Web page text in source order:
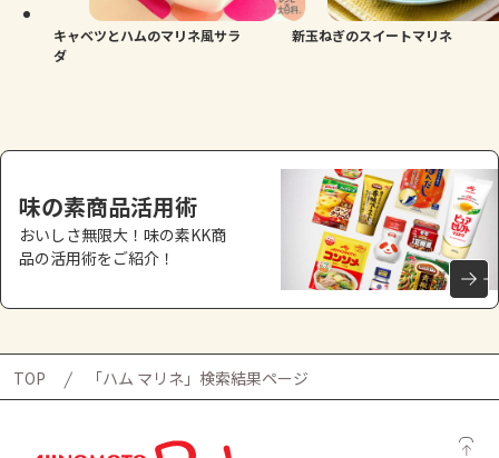
キャベツとハムのマリネ風サラ
ダ
新玉ねぎのスイートマリネ
味の素商品活用術
おいしさ無限大！味の素KK商
品の活用術をご紹介！
TOP 「ハム マリネ」検索結果ページ